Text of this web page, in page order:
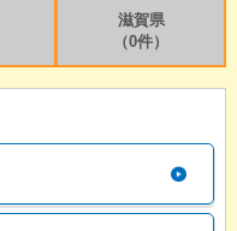
滋賀県
（0件）